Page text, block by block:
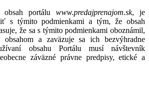
portálu www.predajprenajom.sk, je
s týmito podmienkami a tým, že obsah
že sa s týmito podmienkami oboznámil,
a zaväzuje sa ich bezvýhradne
obsahu Portálu musí návštevník
záväzné právne predpisy, etické a